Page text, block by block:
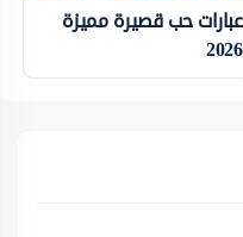
عبارات حب قصيرة مميزة
2026